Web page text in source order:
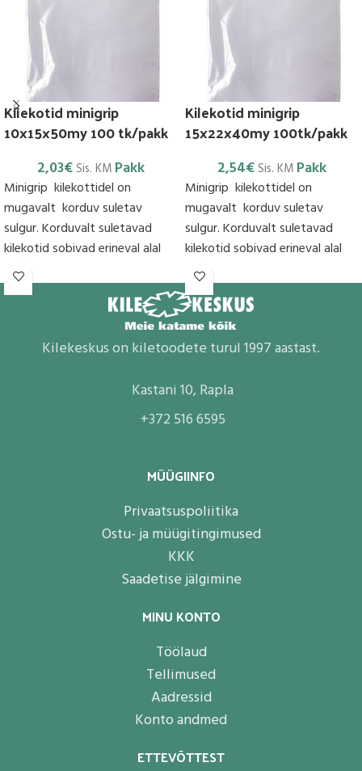
Kilekotid minigrip
10x15x50my 100 tk/pakk
2,03€Sis. KM Pakk
Minigrip kilekottidel on
mugavalt korduv suletav
sulgur. Korduvalt suletavad
kilekotid sobivad erineval alal
kasutamiseks nt. reisil. Pikkus on
antud ilma
Kilekotid minigrip
15x22x40my 100tk/pakk
2,54€Sis. KM Pakk
Minigrip kilekottidel on
mugavalt korduv suletav
sulgur. Korduvalt suletavad
kilekotid sobivad erineval alal
kasutamiseks nt. reisil. Pikkus on
antud ilma
Kilekeskus on kiletoodete turul 1997 aastast.
Kastani 10, Rapla
+372 516 6595
MÜÜGIINFO
Privaatsuspoliitika
Ostu- ja müügitingimused
KKK
Saadetise jälgimine
MINU KONTO
Töölaud
Tellimused
Aadressid
Konto andmed
ETTEVÕTTEST